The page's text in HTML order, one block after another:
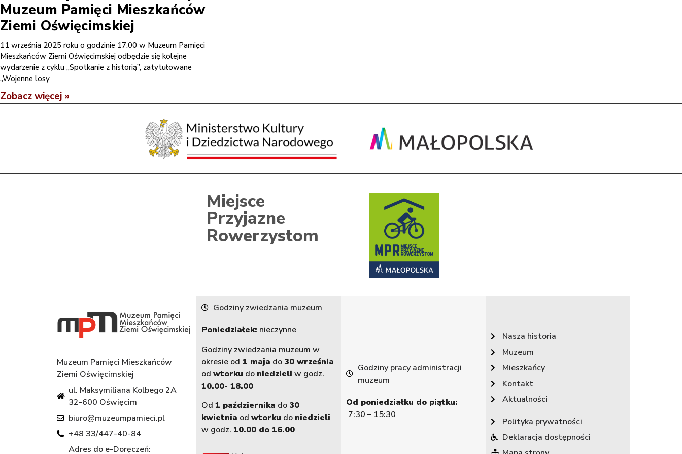
Muzeum Pamięci Mieszkańców
Ziemi Oświęcimskiej
11 września 2025 roku o godzinie 17.00 w Muzeum Pamięci
Mieszkańców Ziemi Oświęcimskiej odbędzie się kolejne
wydarzenie z cyklu „Spotkanie z historią”, zatytułowane
„Wojenne losy
Zobacz więcej »
Miejsce
Przyjazne
Rowerzystom
Muzeum Pamięci Mieszkańców
Ziemi Oświęcimskiej
ul. Maksymiliana Kolbego 2A
32-600 Oświęcim
biuro@muzeumpamieci.pl
+48 33/447-40-84
Adres do e-Doręczeń:
Godziny zwiedzania muzeum
Poniedziałek: nieczynne
Godziny zwiedzania muzeum w
okresie od 1 maja do 30 września
od wtorku do niedzieli w godz.
10.00- 18.00
Od 1 października do 30
kwietnia od wtorku do niedzieli
w godz. 10.00 do 16.00
Godziny pracy administracji
muzeum
Od poniedziałku do piątku:
7:30 – 15:30
Nasza historia
Muzeum
Mieszkańcy
Kontakt
Aktualności
Polityka prywatności
Deklaracja dostępności